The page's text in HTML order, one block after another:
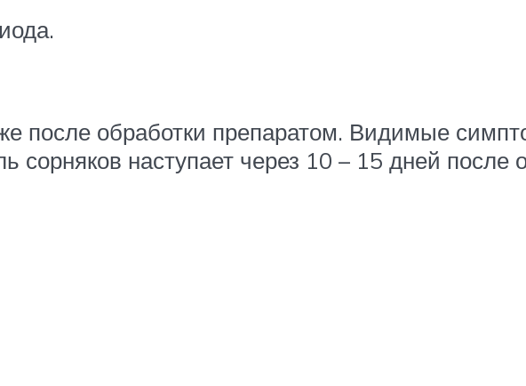
после обработки препаратом. Видимые
сорняков наступает через 10 – 15 дней после